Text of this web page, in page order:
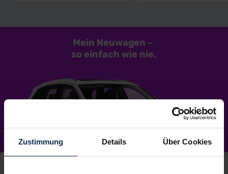
Zustimmung Details Über Cookies
Mein Neuwagen –
so einfach wie nie.